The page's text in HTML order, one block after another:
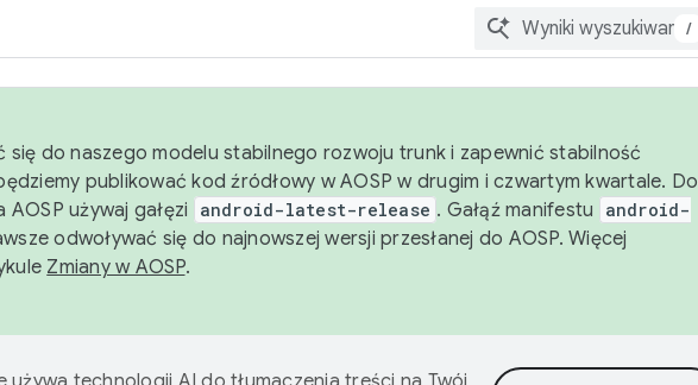
/
się do naszego modelu stabilnego rozwoju trunk i zapewnić stabilność
publikować kod źródłowy w AOSP w drugim i czwartym kwartale. Do
używaj gałęzi
android-latest-release . Gałąź manifestu
android-
odwoływać się do najnowszej wersji przesłanej do AOSP. Więcej
Zmiany w AOSP.